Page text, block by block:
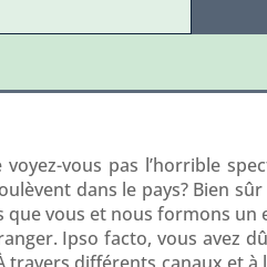
voyez-vous pas l’horrible
dans le pays? Bien
que vous et nous formons
Ipso facto, vous avez